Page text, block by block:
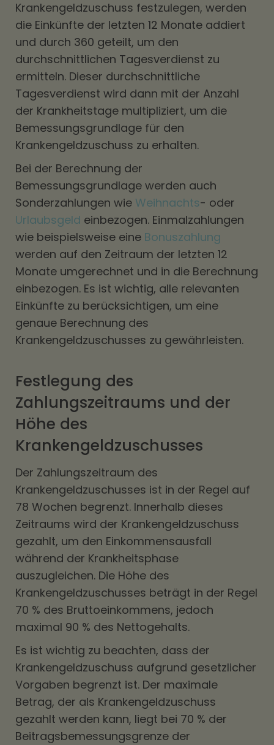
Krankengeldzuschuss festzulegen, werden
die Einkünfte der letzten 12 Monate addiert
und durch 360 geteilt, um den
durchschnittlichen Tagesverdienst zu
ermitteln. Dieser durchschnittliche
Tagesverdienst wird dann mit der Anzahl
der Krankheitstage multipliziert, um die
Bemessungsgrundlage für den
Krankengeldzuschuss zu erhalten.
Bei der Berechnung der
Bemessungsgrundlage werden auch
Sonderzahlungen wie Weihnachts- oder
Urlaubsgeld einbezogen. Einmalzahlungen
wie beispielsweise eine Bonuszahlung
werden auf den Zeitraum der letzten 12
Monate umgerechnet und in die Berechnung
einbezogen. Es ist wichtig, alle relevanten
Einkünfte zu berücksichtigen, um eine
genaue Berechnung des
Krankengeldzuschusses zu gewährleisten.
Festlegung des
Zahlungszeitraums und der
Höhe des
Krankengeldzuschusses
Der Zahlungszeitraum des
Krankengeldzuschusses ist in der Regel auf
78 Wochen begrenzt. Innerhalb dieses
Zeitraums wird der Krankengeldzuschuss
gezahlt, um den Einkommensausfall
während der Krankheitsphase
auszugleichen. Die Höhe des
Krankengeldzuschusses beträgt in der Regel
70 % des Bruttoeinkommens, jedoch
maximal 90 % des Nettogehalts.
Es ist wichtig zu beachten, dass der
Krankengeldzuschuss aufgrund gesetzlicher
Vorgaben begrenzt ist. Der maximale
Betrag, der als Krankengeldzuschuss
gezahlt werden kann, liegt bei 70 % der
Beitragsbemessungsgrenze der